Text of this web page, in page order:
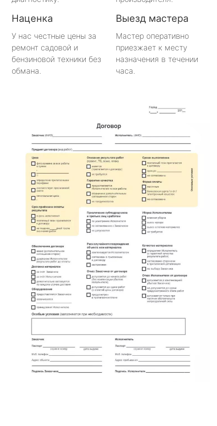
Наценка
У нас честные цены за
ремонт садовой и
бензиновой техники без
обмана.
Выезд мастера
Мастер оперативно
приезжает к месту
назначения в течении
часа.